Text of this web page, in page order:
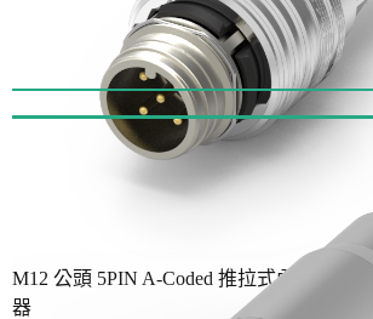
M12 公頭 5PIN A-Coded 推拉式內部鎖定
器